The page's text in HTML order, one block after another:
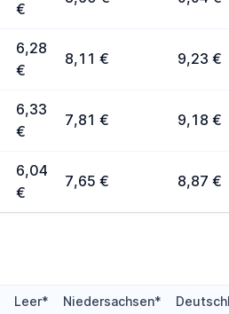
€
6,28
€
8,11 € 9,23 €
6,33
€
7,81 € 9,18 €
6,04
€
7,65 € 8,87 €
Leer* Niedersachsen*